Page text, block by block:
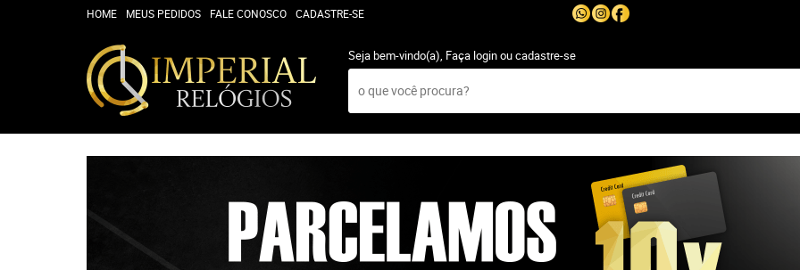
HOME MEUS PEDIDOS FALE CONOSCO CADASTRE-SE
Seja bem-vindo(a), Faça loginoucadastre-se